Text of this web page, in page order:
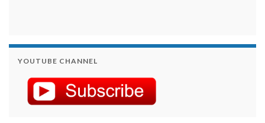
YOUTUBE CHANNEL